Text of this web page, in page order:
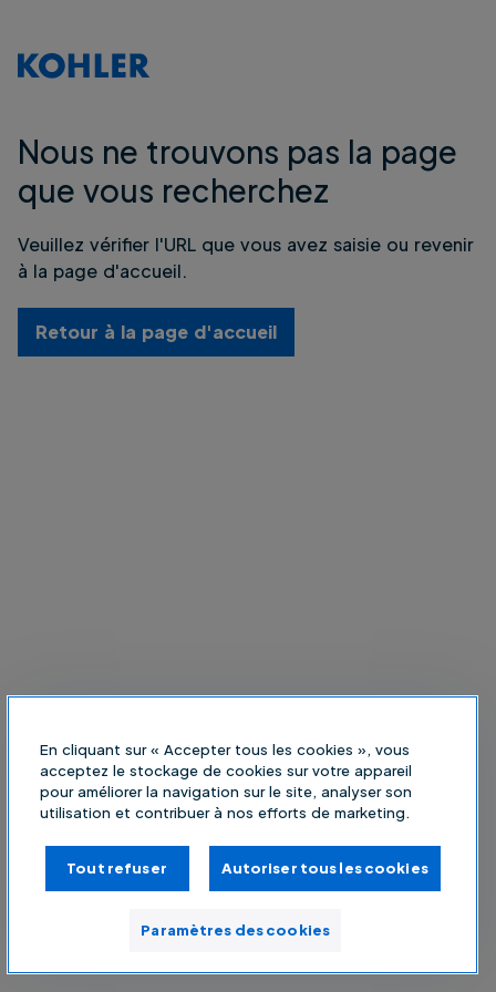
Nous ne trouvons pas la page
que vous recherchez
Veuillez vérifier l'URL que vous avez saisie ou revenir
à la page d'accueil.
Retour à la page d'accueil
En cliquant sur « Accepter tous les cookies », vous
acceptez le stockage de cookies sur votre appareil
pour améliorer la navigation sur le site, analyser son
utilisation et contribuer à nos efforts de marketing.
Tout refuser Autoriser tous les cookies
Paramètres des cookies